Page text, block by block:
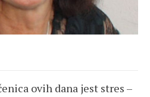
ovih dana jest stres –